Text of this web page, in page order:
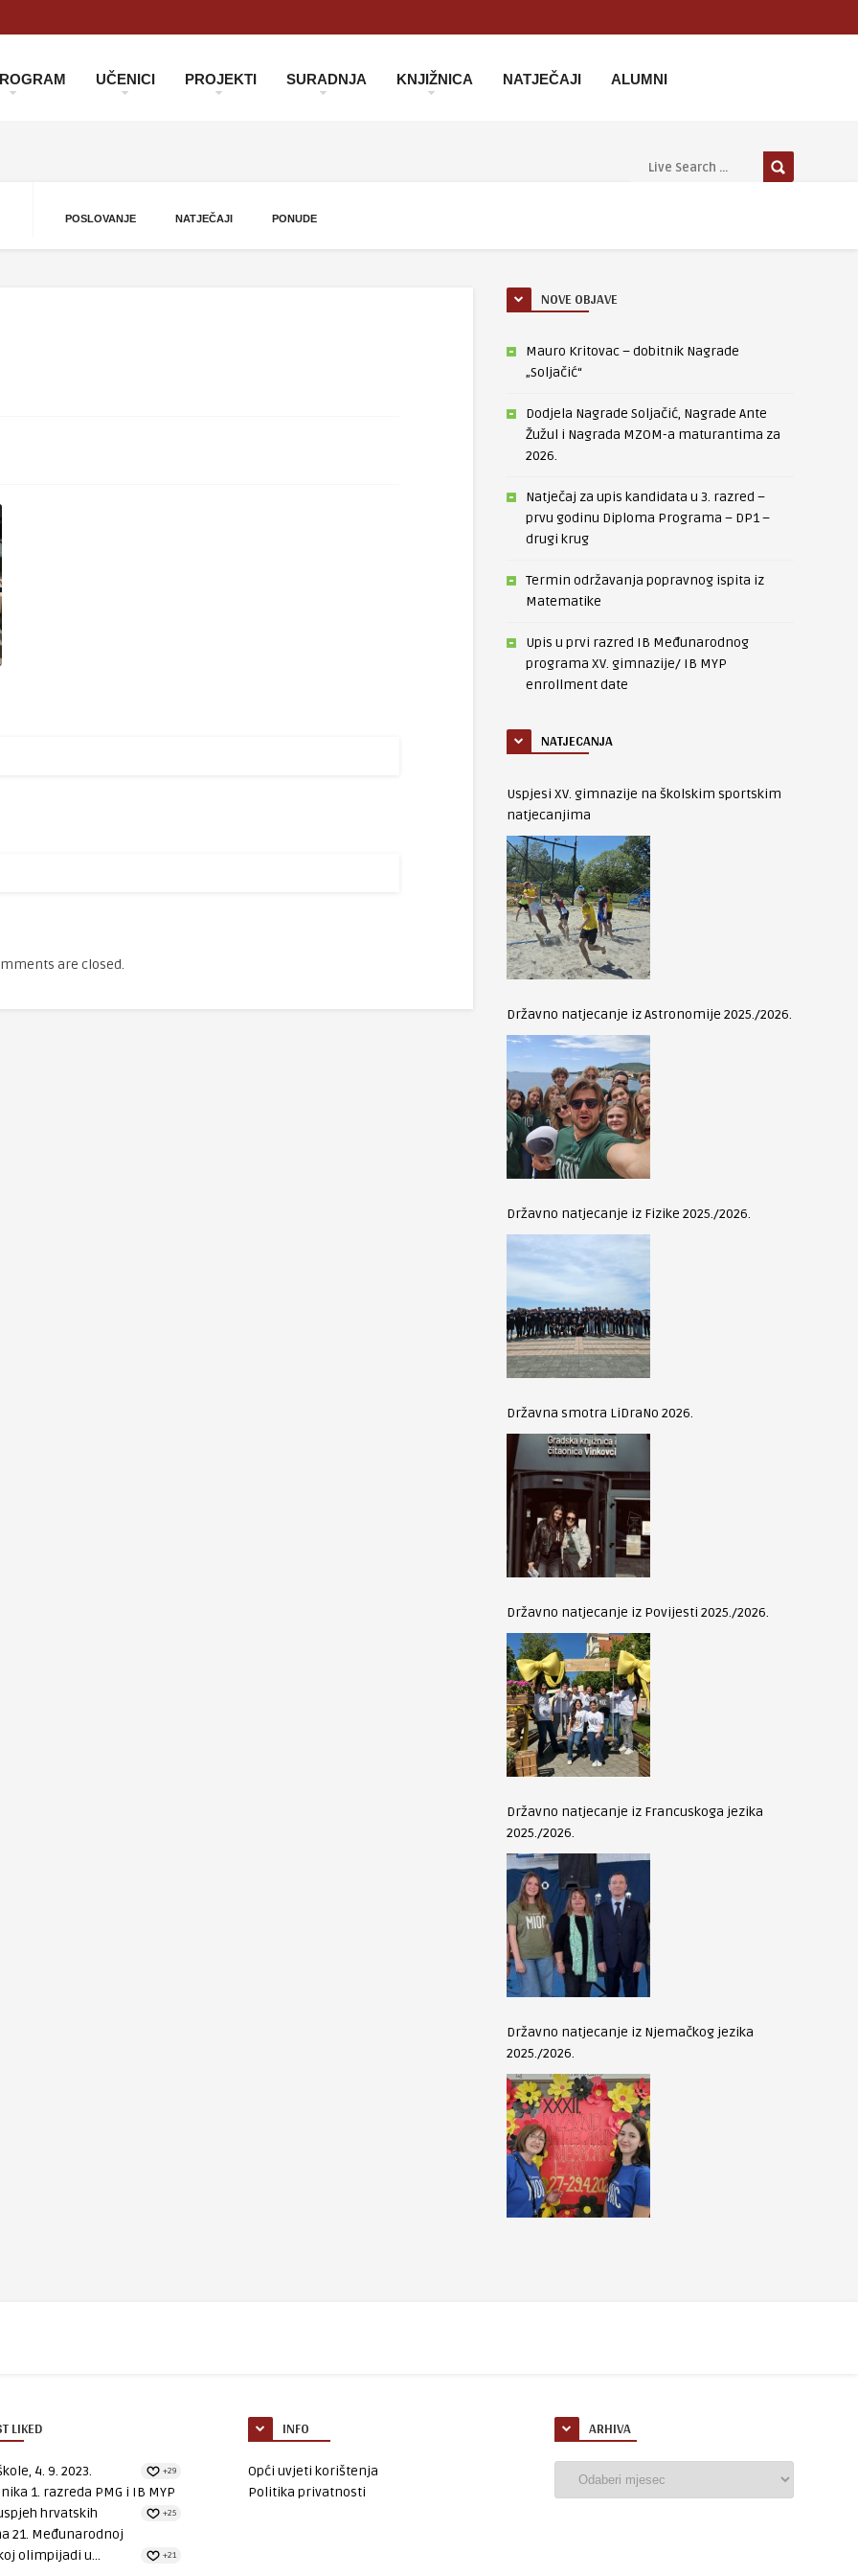
UČENICI PROJEKTI SURADNJA KNJIŽNICA NATJEČAJI ALUMNI
POSLOVANJE NATJEČAJI PONUDE
are closed.
NOVE OBJAVE
Mauro Kritovac – dobitnik Nagrade
„Soljačić“
Dodjela Nagrade Soljačić, Nagrade Ante
Žužul i Nagrada MZOM-a maturantima za
2026.
Natječaj za upis kandidata u 3. razred –
prvu godinu Diploma Programa – DP1 –
drugi krug
Termin održavanja popravnog ispita iz
Matematike
Upis u prvi razred IB Međunarodnog
programa XV. gimnazije/ IB MYP
enrollment date
NATJECANJA
Uspjesi XV. gimnazije na školskim sportskim
natjecanjima
Državno natjecanje iz Astronomije 2025./2026.
Državno natjecanje iz Fizike 2025./2026.
Državna smotra LiDraNo 2026.
Državno natjecanje iz Povijesti 2025./2026.
Državno natjecanje iz Francuskoga jezika
2025./2026.
Državno natjecanje iz Njemačkog jezika
2025./2026.
LIKED
4. 9. 2023. +29
1. razreda PMG i IB MYP
+25
hrvatskih
21. Međunarodnoj
olimpijadi u...
+21
INFO
Opći uvjeti korištenja
Politika privatnosti
ARHIVA